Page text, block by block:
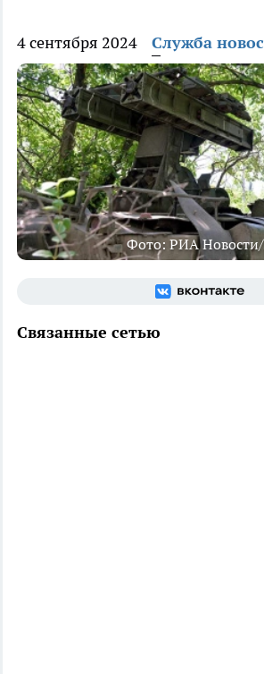
4 сентября 2024 Служба
Фото: РИА
Связанные сетью